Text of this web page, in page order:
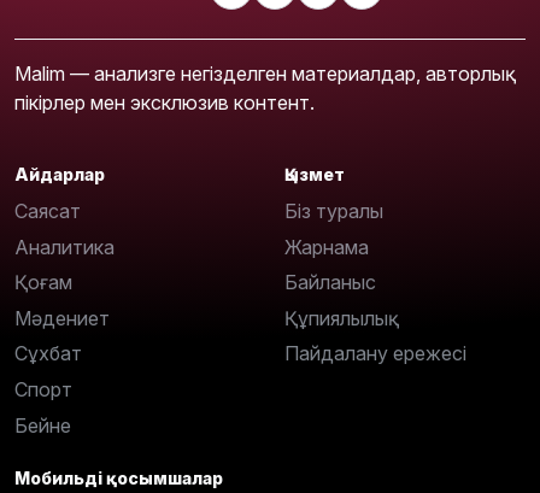
Malim — анализге негізделген материалдар, авторлық
пікірлер мен эксклюзив контент.
Айдарлар
Саясат
Аналитика
Қоғам
Мәдениет
Сұхбат
Спорт
Бейне
Қызмет
Біз туралы
Жарнама
Байланыс
Құпиялылық
Пайдалану ережесі
Мобильді қосымшалар